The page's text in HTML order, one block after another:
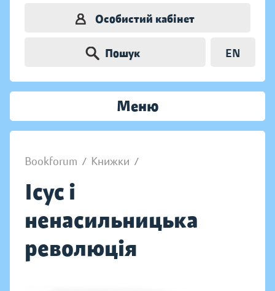
Особистий кабінет
Пошук EN
Меню
Bookforum / Книжки /
Ісус і
ненасильницька
революція